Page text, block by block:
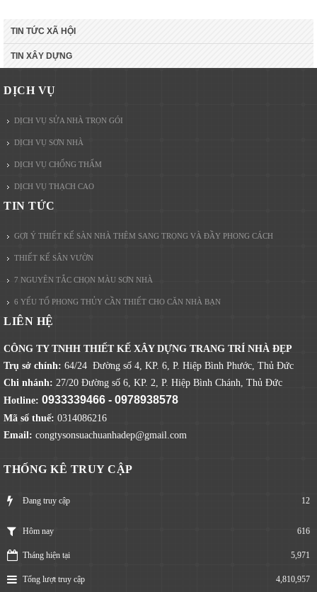
TIN TỨC XÃ HỘI
TIN XÂY DỰNG
DỊCH VỤ
DỊCH VỤ SỬA NHÀ TRỌN GÓI
DỊCH VỤ SƠN NHÀ
DỊCH VỤ CHỐNG THẤM
DỊCH VỤ THẠCH CAO
TIN TỨC
GỢI Ý THIẾT KẾ SÀN NHÀ THÊM SANG TRỌNG VÀ ĐẦY PHONG CÁCH
THIẾT KẾ SÂN VƯỜN
7 NGUYÊN TẮC CHỌN MÀU SƠN NHÀ
6 YẾU TỐ PHONG THỦY CẦN THIẾT CHO CĂN NHÀ BẠN
LIÊN HỆ
CÔNG TY TNHH THIẾT KẾ XÂY DỰNG TRANG TRÍ NHÀ ĐẸP
Trụ sở chính: 64/24 Đường số 4, KP. 6, P. Hiệp Bình Phước, Thủ Đức
Chi nhánh: 27/20 Đường số 6, KP. 2, P. Hiệp Bình Chánh, Thủ Đức
Hotline: 0933339466 - 0978938578
Mã số thuế: 0314086216
Email: congtysonsuachuanhadep@gmail.com
THỐNG KÊ TRUY CẬP
Đang truy cập 12
Hôm nay 616
Tháng hiện tại 5,971
Tổng lượt truy cập 4,810,957